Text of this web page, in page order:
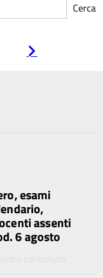
Cerca
esami
assenti
6 agosto